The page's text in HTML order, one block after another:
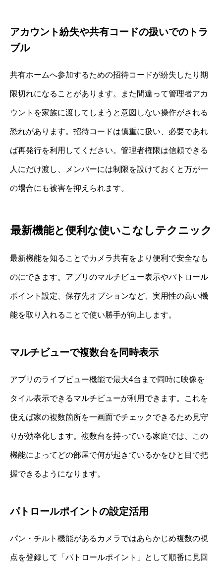
アカウント紛失や共有コードの扱いでのトラ
ブル
共有ホームへ参加するための招待コードが紛失したり期
限切れになることがあります。また間違って管理者アカ
ウントを家族に渡してしまうと意図しない操作がされる
恐れがあります。招待コードは慎重に扱い、必要であれ
ば再発行を利用してください。管理者権限は信頼できる
人にだけ渡し、メンバーには制限を設けておくと万が一
の場合にも被害を抑えられます。
最新機能と便利な使いこなしテクニック
最新機能を知ることでカメラ共有をより便利で安全なも
のにできます。アプリのマルチビュー表示やパトロール
ポイント設定、保存先オプションなど、実用性の高い機
能を取り入れることで使い勝手が向上します。
マルチビューで複数台を同時表示
アプリのライブビュー機能で最大4台まで同時に映像を
タイル表示できるマルチビューが利用できます。これを
使えば家の複数箇所を一画面でチェックできるため見守
りが効率化します。複数台を持っている家庭では、この
機能によってどの部屋で何が起きているかをひと目で把
握できるようになります。
パトロールポイントの設定活用
パン・チルト機能があるカメラではあらかじめ複数の視
点を登録して「パトロールポイント」として順番に見回